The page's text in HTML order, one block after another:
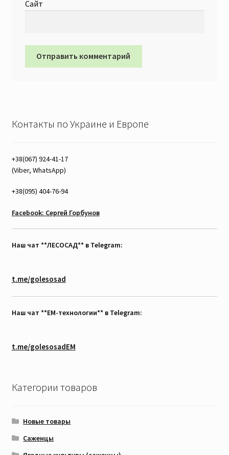
Сайт
Контакты по Украине и Европе
+38(067) 924-41-17
(Viber, WhatsApp)
+38(095) 404-76-94
Facebook: Сергей Горбунов
Наш чат **ЛЕСОСАД** в Telegram:
t.me/golesosad
Наш чат **EM-технологии** в Telegram:
t.me/golesosadEM
Категории товаров
Новые товары
Саженцы